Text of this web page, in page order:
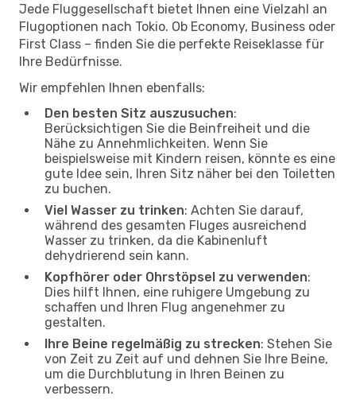
Jede Fluggesellschaft bietet Ihnen eine Vielzahl an
Flugoptionen nach Tokio. Ob Economy, Business oder
First Class – finden Sie die perfekte Reiseklasse für
Ihre Bedürfnisse.
Wir empfehlen Ihnen ebenfalls:
Den besten Sitz auszusuchen:
Berücksichtigen Sie die Beinfreiheit und die
Nähe zu Annehmlichkeiten. Wenn Sie
beispielsweise mit Kindern reisen, könnte es eine
gute Idee sein, Ihren Sitz näher bei den Toiletten
zu buchen.
Viel Wasser zu trinken: Achten Sie darauf,
während des gesamten Fluges ausreichend
Wasser zu trinken, da die Kabinenluft
dehydrierend sein kann.
Kopfhörer oder Ohrstöpsel zu verwenden:
Dies hilft Ihnen, eine ruhigere Umgebung zu
schaffen und Ihren Flug angenehmer zu
gestalten.
Ihre Beine regelmäßig zu strecken: Stehen Sie
von Zeit zu Zeit auf und dehnen Sie Ihre Beine,
um die Durchblutung in Ihren Beinen zu
verbessern.